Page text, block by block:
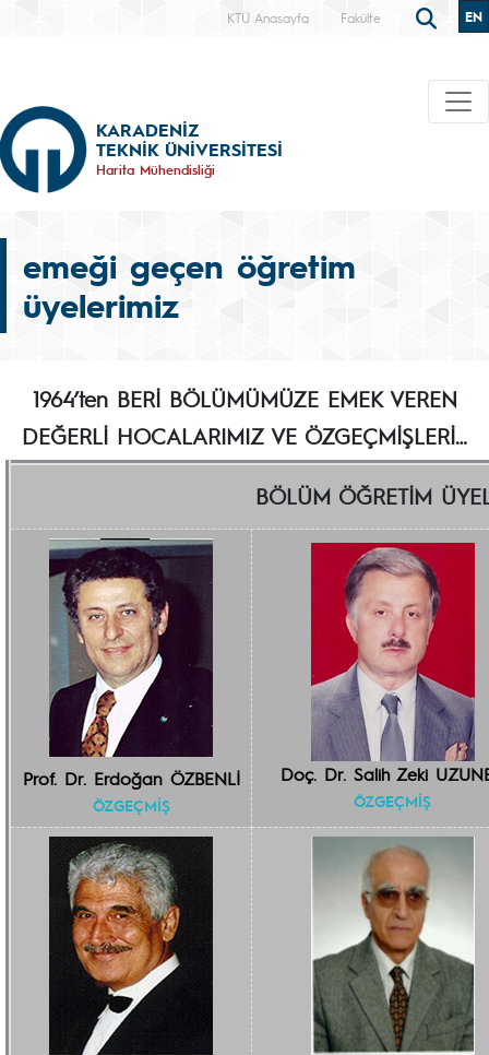
KTÜ Anasayfa Fakülte EN
KARADENİZ
TEKNİK ÜNİVERSİTESİ
Harita Mühendisliği
emeği geçen öğretim
üyelerimiz
1964’ten BERİ BÖLÜMÜMÜZE EMEK VEREN
DEĞERLİ HOCALARIMIZ VE ÖZGEÇMİŞLERİ…
BÖLÜM ÖĞRETİM
Prof. Dr. Erdoğan ÖZBENLİ
ÖZGEÇMİŞ
Doç. Dr. Salih Zeki
ÖZGEÇMİŞ